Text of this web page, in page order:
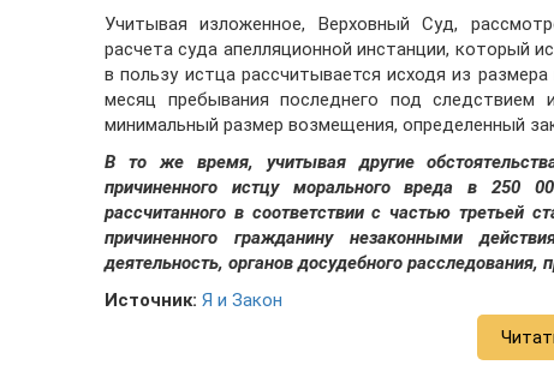
Учитывая изложенное, Верховный Суд,
расчета суда апелляционной инстанции, который
в пользу истца рассчитывается исходя из
месяц пребывания последнего под
минимальный размер возмещения, определенный
В то же время, учитывая другие
причиненного истцу морального вреда в 250
рассчитанного в соответствии с частью третьей
причиненного гражданину незаконными
деятельность, органов досудебного расследования,
Источник: Я и Закон